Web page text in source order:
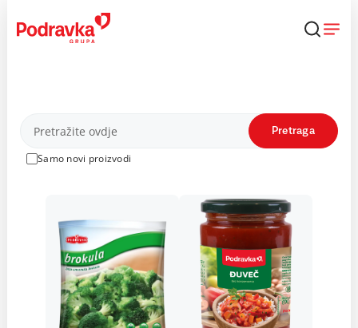
content
Proizvodi
Samo novi proizvodi
Pretraga